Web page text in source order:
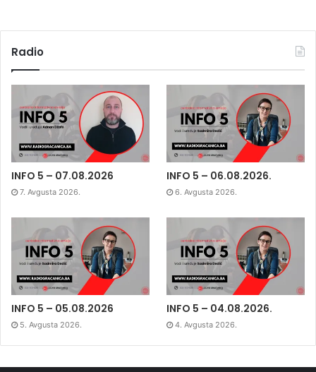
Radio
INFO 5 – 07.08.2026
7. Avgusta 2026.
INFO 5 – 06.08.2026.
6. Avgusta 2026.
INFO 5 – 05.08.2026
5. Avgusta 2026.
INFO 5 – 04.08.2026.
4. Avgusta 2026.